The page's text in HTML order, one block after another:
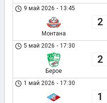
9 май 2026 - 13:45
Монтана
2
5 май 2026 - 17:30
Берое
2
1 май 2026 - 17:30
1